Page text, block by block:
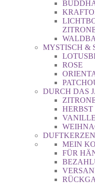
MYSTISCH &
ROSE
DURCH DAS
DUFTKERZEN
MEIN
FÜR